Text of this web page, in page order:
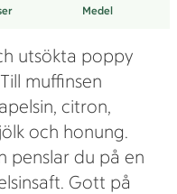
Medel
utsökta poppy
muffinsen
citron,
och honung.
penslar du på en
Gott på